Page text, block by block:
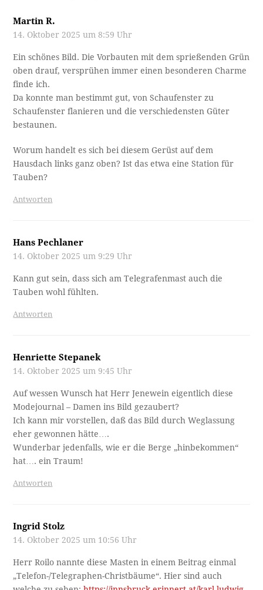
Martin R.
14. Oktober 2025 um 8:59 Uhr
Ein schönes Bild. Die Vorbauten mit dem sprießenden Grün
oben drauf, versprühen immer einen besonderen Charme
finde ich.
Da konnte man bestimmt gut, von Schaufenster zu
Schaufenster flanieren und die verschiedensten Güter
bestaunen.
Worum handelt es sich bei diesem Gerüst auf dem
Hausdach links ganz oben? Ist das etwa eine Station für
Tauben?
Antworten
Hans Pechlaner
14. Oktober 2025 um 9:29 Uhr
Kann gut sein, dass sich am Telegrafenmast auch die
Tauben wohl fühlten.
Antworten
Henriette Stepanek
14. Oktober 2025 um 9:45 Uhr
Auf wessen Wunsch hat Herr Jenewein eigentlich diese
Modejournal – Damen ins Bild gezaubert?
Ich kann mir vorstellen, daß das Bild durch Weglassung
eher gewonnen hätte….
Wunderbar jedenfalls, wie er die Berge „hinbekommen“
hat…. ein Traum!
Antworten
Ingrid Stolz
14. Oktober 2025 um 10:56 Uhr
Herr Roilo nannte diese Masten in einem Beitrag einmal
„Telefon-/Telegraphen-Christbäume“. Hier sind auch